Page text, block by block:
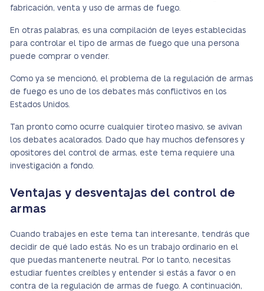
fabricación, venta y uso de armas de fuego.
En otras palabras, es una compilación de leyes establecidas
para controlar el tipo de armas de fuego que una persona
puede comprar o vender.
Como ya se mencionó, el problema de la regulación de armas
de fuego es uno de los debates más conflictivos en los
Estados Unidos.
Tan pronto como ocurre cualquier tiroteo masivo, se avivan
los debates acalorados. Dado que hay muchos defensores y
opositores del control de armas, este tema requiere una
investigación a fondo.
Ventajas y desventajas del control de
armas
Cuando trabajes en este tema tan interesante, tendrás que
decidir de qué lado estás. No es un trabajo ordinario en el
que puedas mantenerte neutral. Por lo tanto, necesitas
estudiar fuentes creíbles y entender si estás a favor o en
contra de la regulación de armas de fuego. A continuación,